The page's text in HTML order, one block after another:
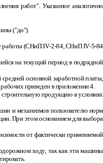
работ". Указанное аналогично
("до").
работы (СНиПIV-2-84, СНиПIV-5-84
на текущий период в подрядной
основной заработной платы,
приведен в приложении 4.
строительную продукцию в условиях
и механизмов пользователю норм
При этом основанием для выбора
от фактически применяемой
ходу, так как эти машины